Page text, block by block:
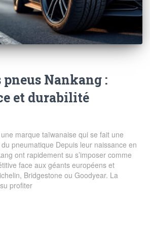
Nankang :
et durabilité
marque taïwanaise qui se fait une
pneumatique Depuis leur naissance en
ont rapidement su s’imposer comme
face aux géants européens et
Bridgestone ou Goodyear. La
profiter